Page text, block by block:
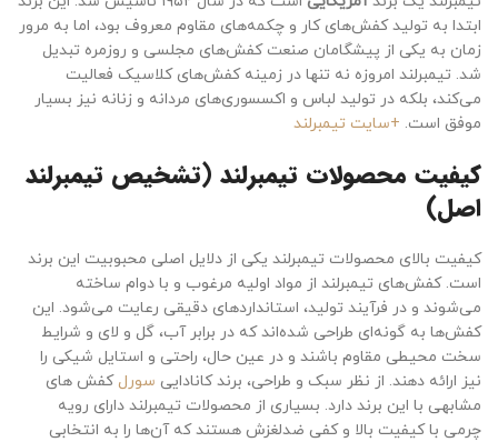
ابتدا به تولید کفش‌های کار و چکمه‌های مقاوم معروف بود، اما به مرور
زمان به یکی از پیشگامان صنعت کفش‌های مجلسی و روزمره تبدیل
شد. تیمبرلند امروزه نه تنها در زمینه کفش‌های کلاسیک فعالیت
می‌کند، بلکه در تولید لباس و اکسسوری‌های مردانه و زنانه نیز بسیار
موفق است. +سایت تیمبرلند
کیفیت محصولات تیمبرلند (تشخیص تیمبرلند
اصل)
کیفیت بالای محصولات تیمبرلند یکی از دلایل اصلی محبوبیت این برند
است. کفش‌های تیمبرلند از مواد اولیه مرغوب و با دوام ساخته
می‌شوند و در فرآیند تولید، استانداردهای دقیقی رعایت می‌شود. این
کفش‌ها به گونه‌ای طراحی شده‌اند که در برابر آب، گل و لای و شرایط
سخت محیطی مقاوم باشند و در عین حال، راحتی و استایل شیکی را
نیز ارائه دهند. از نظر سبک و طراحی، برند کانادایی سورل کفش های
مشابهی با این برند دارد. بسیاری از محصولات تیمبرلند دارای رویه
چرمی با کیفیت بالا و کفی ضدلغزش هستند که آن‌ها را به انتخابی